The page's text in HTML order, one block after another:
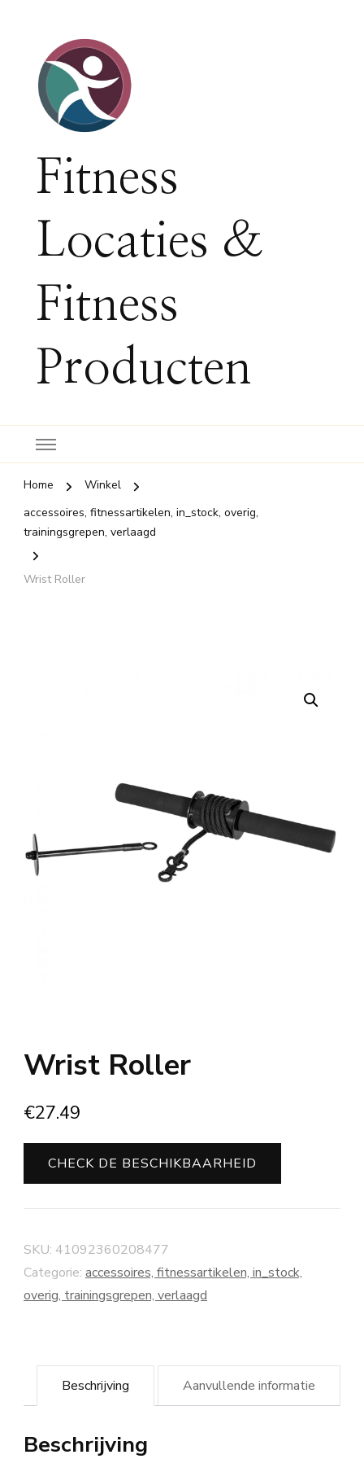
Fitness
Locaties &
Fitness
Producten
Home
Winkel
accessoires, fitnessartikelen, in_stock, overig,
trainingsgrepen, verlaagd
Wrist Roller
Wrist Roller
€27.49
CHECK DE BESCHIKBAARHEID
SKU: 41092360208477
Categorie: accessoires, fitnessartikelen, in_stock,
overig, trainingsgrepen, verlaagd
Beschrijving Aanvullende informatie
Beschrijving